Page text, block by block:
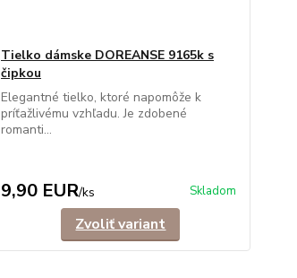
Tielko dámske DOREANSE 9165k s
čipkou
Elegantné tielko, ktoré napomôže k
príťažlivému vzhľadu. Je zdobené
romanti...
9,90 EUR/ks Skladom
Zvoliť variant